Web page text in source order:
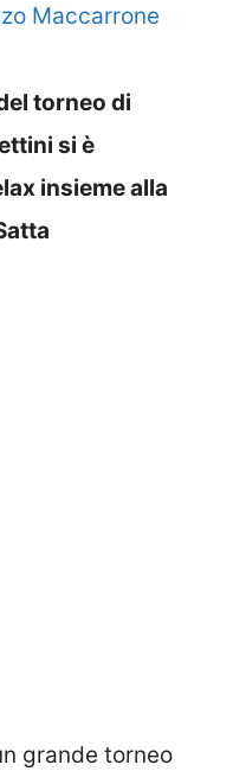
Maccarrone
torneo di
si è
insieme alla
grande torneo